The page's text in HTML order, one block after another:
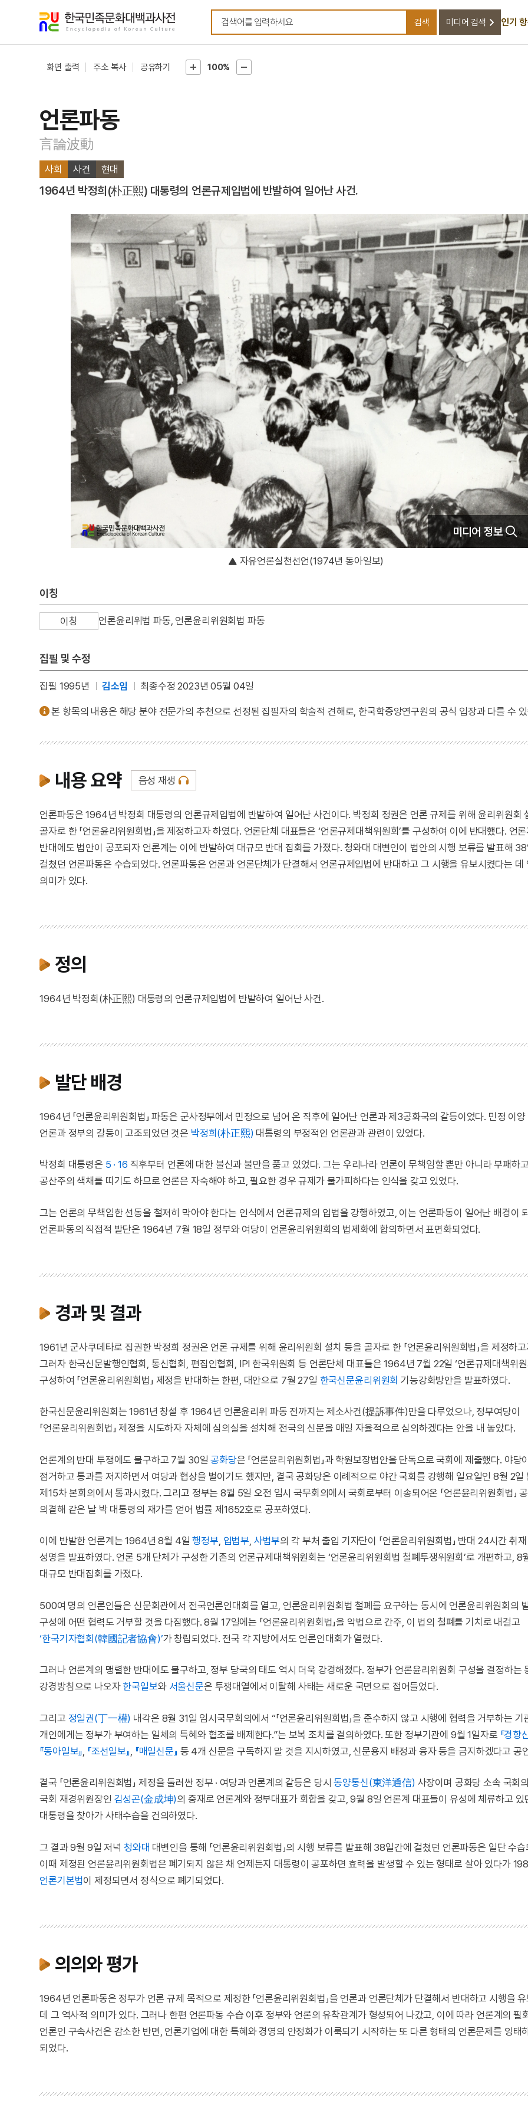
검색어를 입력하세요
검색 미디어 검색 인기
화면 출력 주소 복사 공유하기 100%
언론파동
言論波動
사회 사건 현대
1964년 박정희(朴正熙) 대통령의 언론규제입법에 반발하여 일어난 사건.
미디어 정보
자유언론실천선언(1974년 동아일보)
이칭
이칭 언론윤리위법 파동, 언론윤리위원회법 파동
집필 및 수정
집필 1995년 김소임 최종수정 2023년 05월 04일
본 항목의 내용은 해당 분야 전문가의 추천으로 선정된 집필자의 학술적 견해로, 한국학중앙연구원의 공식 입장과 다를 수
내용 요약 음성 재생
언론파동은 1964년 박정희 대통령의 언론규제입법에 반발하여 일어난 사건이다. 박정희 정권은 언론 규제를 위해 윤리위원회
골자로 한 「언론윤리위원회법」을 제정하고자 하였다. 언론단체 대표들은 ‘언론규제대책위원회’를 구성하여 이에 반대했다. 언
반대에도 법안이 공포되자 언론계는 이에 반발하여 대규모 반대 집회를 가졌다. 청와대 대변인이 법안의 시행 보류를 발표해
걸쳤던 언론파동은 수습되었다. 언론파동은 언론과 언론단체가 단결해서 언론규제입법에 반대하고 그 시행을 유보시켰다는 데
의미가 있다.
정의
1964년 박정희(朴正熙) 대통령의 언론규제입법에 반발하여 일어난 사건.
발단 배경
1964년 「언론윤리위원회법」 파동은 군사정부에서 민정으로 넘어 온 직후에 일어난 언론과 제3공화국의 갈등이었다. 민정 이
언론과 정부의 갈등이 고조되었던 것은 박정희(朴正熙) 대통령의 부정적인 언론관과 관련이 있었다.
박정희 대통령은 5 · 16 직후부터 언론에 대한 불신과 불만을 품고 있었다. 그는 우리나라 언론이 무책임할 뿐만 아니라 부패하
공산주의 색채를 띠기도 하므로 언론은 자숙해야 하고, 필요한 경우 규제가 불가피하다는 인식을 갖고 있었다.
그는 언론의 무책임한 선동을 철저히 막아야 한다는 인식에서 언론규제의 입법을 강행하였고, 이는 언론파동이 일어난 배경이
언론파동의 직접적 발단은 1964년 7월 18일 정부와 여당이 언론윤리위원회의 법제화에 합의하면서 표면화되었다.
경과 및 결과
1961년 군사쿠데타로 집권한 박정희 정권은 언론 규제를 위해 윤리위원회 설치 등을 골자로 한 「언론윤리위원회법」을 제정하
그러자 한국신문발행인협회, 통신협회, 편집인협회, IPI 한국위원회 등 언론단체 대표들은 1964년 7월 22일 ‘언론규제대책위원
구성하여 「언론윤리위원회법」 제정을 반대하는 한편, 대안으로 7월 27일 한국신문윤리위원회 기능강화방안을 발표하였다.
한국신문윤리위원회는 1961년 창설 후 1964년 언론윤리위 파동 전까지는 제소사건(提訴事件)만을 다루었으나, 정부여당이
「언론윤리위원회법」 제정을 시도하자 자체에 심의실을 설치해 전국의 신문을 매일 자율적으로 심의하겠다는 안을 내 놓았다.
언론계의 반대 투쟁에도 불구하고 7월 30일공화당은 「언론윤리위원회법」과 학원보장법안을 단독으로 국회에 제출했다. 야당
점거하고 통과를 저지하면서 여당과 협상을 벌이기도 했지만, 결국 공화당은 이례적으로 야간 국회를 강행해 일요일인 8월 2일
제15차 본회의에서 통과시켰다. 그리고 정부는 8월 5일 오전 임시 국무회의에서 국회로부터 이송되어온 「언론윤리위원회법」
의결해 같은 날 박 대통령의 재가를 얻어 법률 제1652호로 공포하였다.
이에 반발한 언론계는 1964년 8월 4일행정부, 입법부, 사법부의 각 부처 출입 기자단이 「언론윤리위원회법」 반대 24시간 취
성명을 발표하였다. 언론 5개 단체가 구성한 기존의 언론규제대책위원회는 ‘언론윤리위원회법 철폐투쟁위원회’로 개편하고, 8
대규모 반대집회를 가졌다.
500여 명의 언론인들은 신문회관에서 전국언론인대회를 열고, 언론윤리위원회법 철폐를 요구하는 동시에 언론윤리위원회의
구성에 어떤 협력도 거부할 것을 다짐했다. 8월 17일에는 「언론윤리위원회법」을 악법으로 간주, 이 법의 철폐를 기치로 내걸고
‘한국기자협회(韓國記者協會)’가 창립되었다. 전국 각 지방에서도 언론인대회가 열렸다.
그러나 언론계의 맹렬한 반대에도 불구하고, 정부 당국의 태도 역시 더욱 강경해졌다. 정부가 언론윤리위원회 구성을 결정하는
강경방침으로 나오자 한국일보와 서울신문은 투쟁대열에서 이탈해 사태는 새로운 국면으로 접어들었다.
그리고 정일권(丁一權) 내각은 8월 31일 임시국무회의에서 “「언론윤리위원회법」을 준수하지 않고 시행에 협력을 거부하는 기
개인에게는 정부가 부여하는 일체의 특혜와 협조를 배제한다.”는 보복 조치를 결의하였다. 또한 정부기관에 9월 1일자로 『경향
『동아일보』 『조선일보』 『매일신문』 등 4개 신문을 구독하지 말 것을 지시하였고, 신문용지 배정과 융자 등을 금지하겠다고 공
결국 「언론윤리위원회법」 제정을 둘러싼 정부 · 여당과 언론계의 갈등은 당시동양통신(東洋通信) 사장이며 공화당 소속 국회
국회 재경위원장인 김성곤(金成坤)의 중재로 언론계와 정부대표가 회합을 갖고, 9월 8일 언론계 대표들이 유성에 체류하고 있
대통령을 찾아가 사태수습을 건의하였다.
그 결과 9월 9일 저녁 청와대 대변인을 통해 「언론윤리위원회법」의 시행 보류를 발표해 38일간에 걸쳤던 언론파동은 일단 수
이때 제정된 언론윤리위원회법은 폐기되지 않은 채 언제든지 대통령이 공포하면 효력을 발생할 수 있는 형태로 살아 있다가
언론기본법이 제정되면서 정식으로 폐기되었다.
의의와 평가
1964년 언론파동은 정부가 언론 규제 목적으로 제정한 「언론윤리위원회법」을 언론과 언론단체가 단결해서 반대하고 시행을
데 그 역사적 의미가 있다. 그러나 한편 언론파동 수습 이후 정부와 언론의 유착관계가 형성되어 나갔고, 이에 따라 언론계의 필
언론인 구속사건은 감소한 반면, 언론기업에 대한 특혜와 경영의 안정화가 이룩되기 시작하는 또 다른 형태의 언론문제를 잉태
되었다.